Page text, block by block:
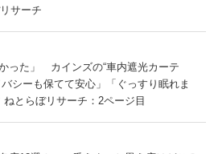
サーチ
った」 カインズの“車内遮光カーテ
シーも保てて安心」「ぐっすり眠れま
とらぼリサーチ：2ページ目